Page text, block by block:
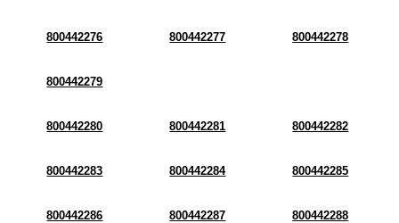
800442276 800442277 800442278
800442279
800442280 800442281 800442282
800442283 800442284 800442285
800442286 800442287 800442288